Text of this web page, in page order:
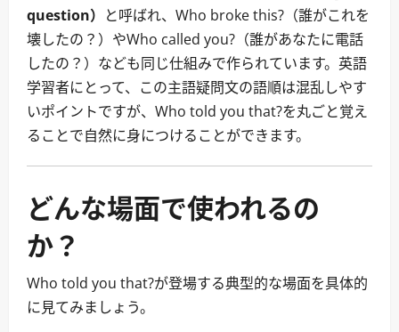
question） と呼ばれ、Who broke this?（誰がこれを
壊したの？）やWho called you?（誰があなたに電話
したの？）なども同じ仕組みで作られています。英語
学習者にとって、この主語疑問文の語順は混乱しやす
いポイントですが、Who told you that?を丸ごと覚え
ることで自然に身につけることができます。
どんな場面で使われるの
か？
Who told you that?が登場する典型的な場面を具体的
に見てみましょう。